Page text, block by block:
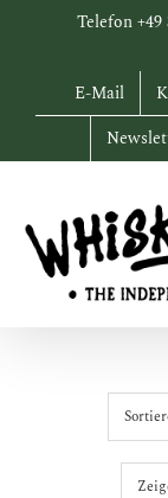
Telefon +49
E-Mail